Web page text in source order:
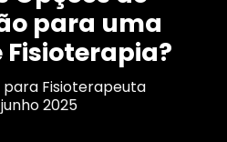
para uma
Fisioterapeuta
2025